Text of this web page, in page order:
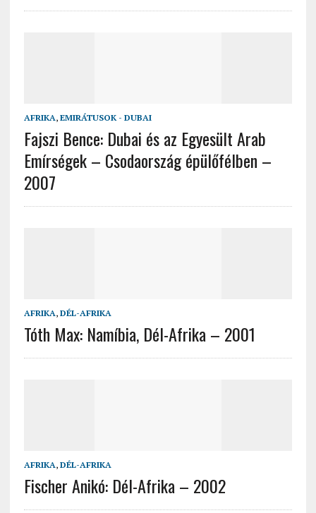
AFRIKA, EMIRÁTUSOK - DUBAI
Fajszi Bence: Dubai és az Egyesült Arab
Emírségek – Csodaország épülőfélben –
2007
AFRIKA, DÉL-AFRIKA
Tóth Max: Namíbia, Dél-Afrika – 2001
AFRIKA, DÉL-AFRIKA
Fischer Anikó: Dél-Afrika – 2002